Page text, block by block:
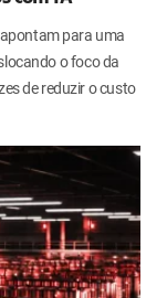
apontam para uma
o foco da
de reduzir o custo